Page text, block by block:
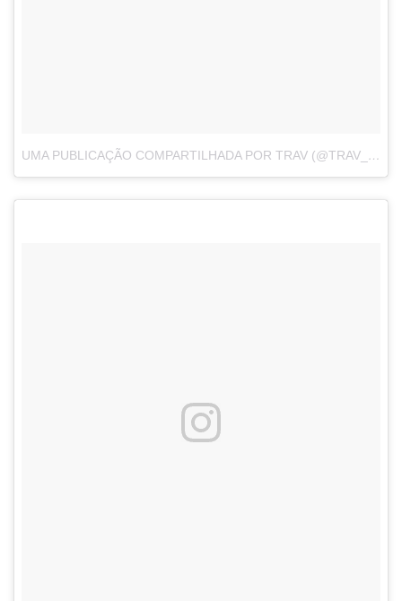
UMA PUBLICAÇÃO COMPARTILHADA POR TRAV (@TRAV_CLAYTON)